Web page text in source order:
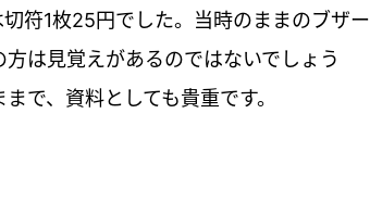
符1枚25円でした。当時のままのブザー
は見覚えがあるのではないでしょう
で、資料としても貴重です。